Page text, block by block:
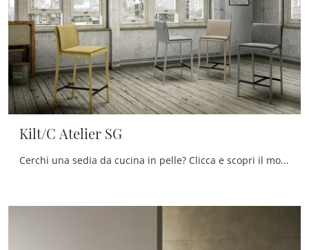
Kilt/C Atelier SG
Cerchi una sedia da cucina in pelle? Clicca e scopri il modello Kilt/C Atelier SG di Zamagna per completare i tuoi interni perfettamente.